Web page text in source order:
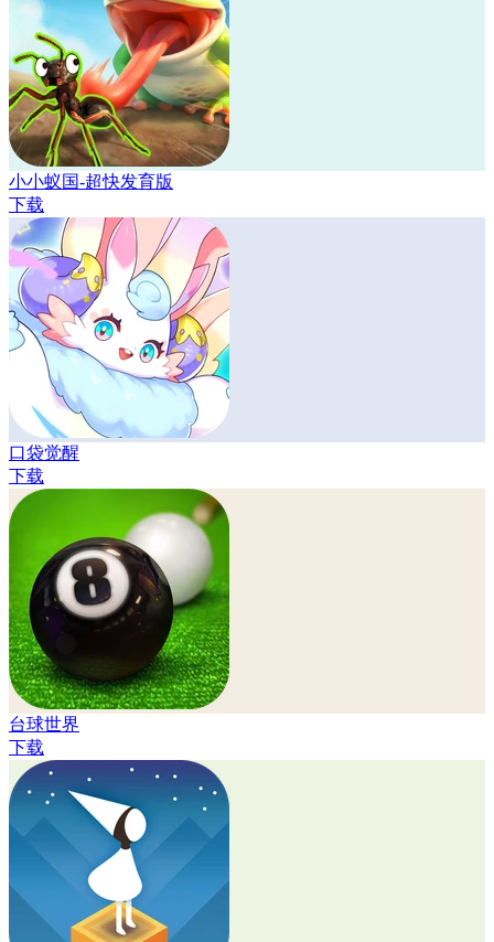
小小蚁国-超快发育版
下载
口袋觉醒
下载
台球世界
下载